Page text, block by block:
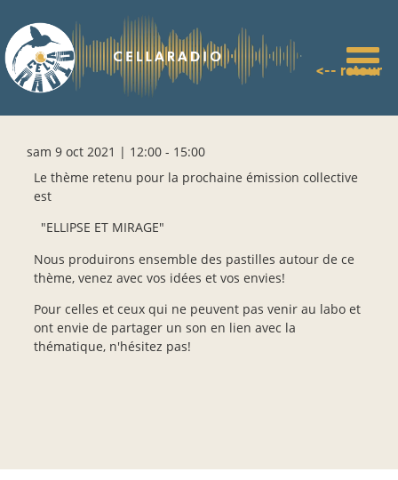
contenu
principal
<-- retour
sam 9 oct 2021 | 12:00 - 15:00
Le thème retenu pour la prochaine émission collective
est
"ELLIPSE ET MIRAGE"
Nous produirons ensemble des pastilles autour de ce
thème, venez avec vos idées et vos envies!
Pour celles et ceux qui ne peuvent pas venir au labo et
ont envie de partager un son en lien avec la
thématique, n'hésitez pas!